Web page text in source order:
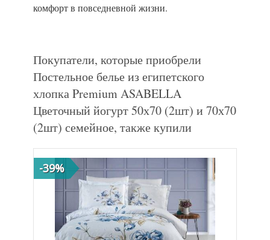
комфорт в повседневной жизни.
Покупатели, которые приобрели
Постельное белье из египетского
хлопка Premium ASABELLA
Цветочный йогурт 50х70 (2шт) и 70х70
(2шт) семейное, также купили
-39%